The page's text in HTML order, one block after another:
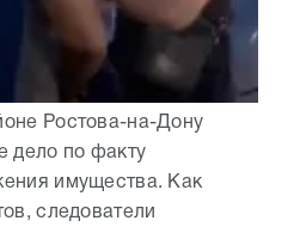
Ростова-на-Дону
дело по факту
имущества. Как
следователи